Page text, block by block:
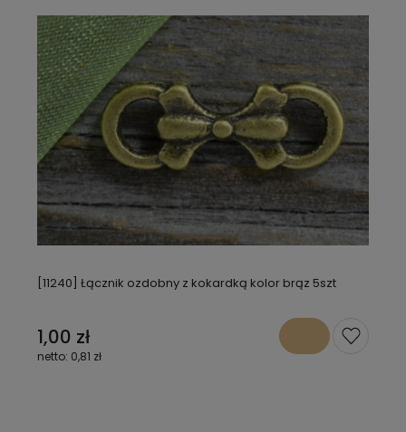
[11240] Łącznik ozdobny z kokardką kolor brąz 5szt
1,00 zł
0,81 zł